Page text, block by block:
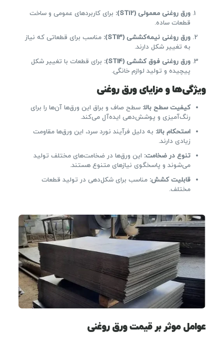
ورق روغنی معمولی(ST12):
برای کاربردهای عمومی و ساخت
قطعات ساده.
ورق روغنی نیمه‌کششی(ST13):
مناسب برای قطعاتی که نیاز
به تغییر شکل دارند.
ورق روغنی فوق کششی(ST14):
برای قطعات با تغییر شکل
پیچیده و تولید لوازم خانگی.
ویژگی‌ها و مزایای ورق روغنی
کیفیت سطح بالا: سطح صاف و براق این ورق‌ها آن‌ها را برای
رنگ‌آمیزی و پوشش‌دهی ایده‌آل می‌کند.
استحکام بالا: به دلیل فرآیند نورد سرد، این ورق‌ها مقاومت
زیادی دارند.
تنوع در ضخامت: این ورق‌ها در ضخامت‌های مختلف تولید
می‌شوند و پاسخگوی نیازهای متنوع هستند.
قابلیت کشش: مناسب برای شکل‌دهی در تولید قطعات
مختلف.
عوامل موثر بر قیمت ورق روغنی